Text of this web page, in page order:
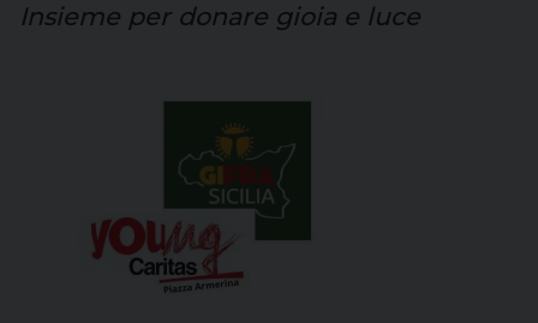
Insieme per donare gioia e luce